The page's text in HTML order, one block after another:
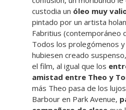
custodia un óleo muy
pintado por un artista
Fabritius (contemporáneo
Todos los prolegómenos
hubiesen creado
el film, al igual que los
amistad entre Theo y
más Theo pasa de los
Barbour en Park Avenue,